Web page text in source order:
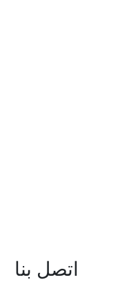
اتصل بنا